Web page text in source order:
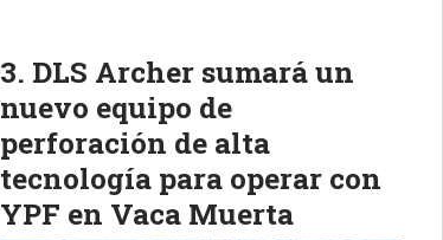
DLS Archer sumará un
nuevo equipo de
perforación de alta
tecnología para operar con
YPF en Vaca Muerta